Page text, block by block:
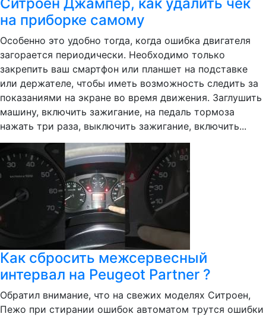
на приборке самому
Особенно это удобно тогда, когда ошибка двигателя
загорается периодически. Необходимо только
закрепить ваш смартфон или планшет на подставке
или держателе, чтобы иметь возможность следить за
показаниями на экране во время движения. Заглушить
машину, включить зажигание, на педаль тормоза
нажать три раза, выключить зажигание, включить...
Как сбросить межсервесный
интервал на Peugeot Partner ?
Обратил внимание, что на свежих моделях Ситроен,
Пежо при стирании ошибок автоматом трутся ошибки